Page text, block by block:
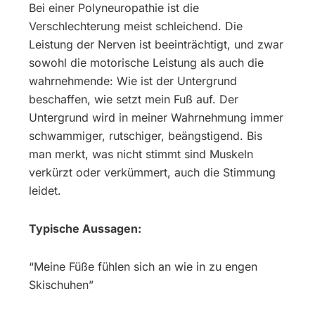
Bei einer Polyneuropathie ist die
Verschlechterung meist schleichend. Die
Leistung der Nerven ist beeinträchtigt, und zwar
sowohl die motorische Leistung als auch die
wahrnehmende: Wie ist der Untergrund
beschaffen, wie setzt mein Fuß auf. Der
Untergrund wird in meiner Wahrnehmung immer
schwammiger, rutschiger, beängstigend. Bis
man merkt, was nicht stimmt sind Muskeln
verkürzt oder verkümmert, auch die Stimmung
leidet.
Typische Aussagen:
“Meine Füße fühlen sich an wie in zu engen
Skischuhen”